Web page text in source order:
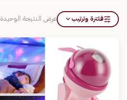
فلترة وترتيب عرض النتيجة الوحيدة